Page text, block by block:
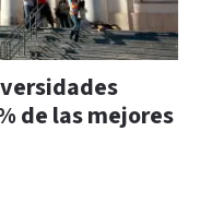
de las mejores